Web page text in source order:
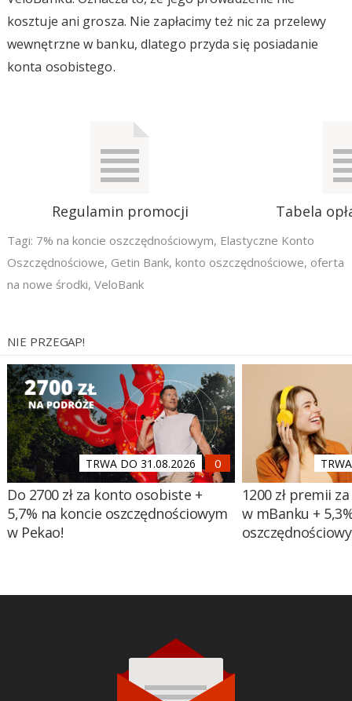
kosztuje ani grosza. Nie zapłacimy też nic za przelewy
wewnętrzne w banku, dlatego przyda się posiadanie
konta osobistego.
Regulamin promocji Tabela
Tagi: 7% na koncie oszczędnościowym, Elastyczne Konto
Oszczędnościowe, Getin Bank, konto oszczędnościowe, oferta
na nowe środki, VeloBank
NIE PRZEGAP!
TRWA DO 31.08.2026
Do 2700 zł za konto osobiste +
5,7% na koncie oszczędnościowym
w Pekao!
1200 zł premii
w mBanku +